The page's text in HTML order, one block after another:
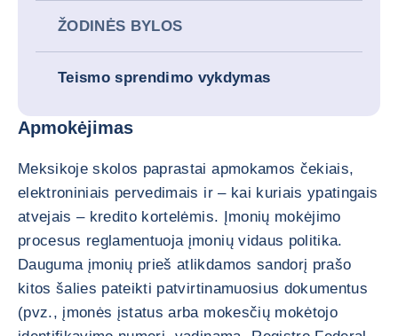
ŽODINĖS BYLOS
Teismo sprendimo vykdymas
Apmokėjimas
Meksikoje skolos paprastai apmokamos čekiais,
elektroniniais pervedimais ir – kai kuriais ypatingais
atvejais – kredito kortelėmis. Įmonių mokėjimo
procesus reglamentuoja įmonių vidaus politika.
Dauguma įmonių prieš atlikdamos sandorį prašo
kitos šalies pateikti patvirtinamuosius dokumentus
(pvz., įmonės įstatus arba mokesčių mokėtojo